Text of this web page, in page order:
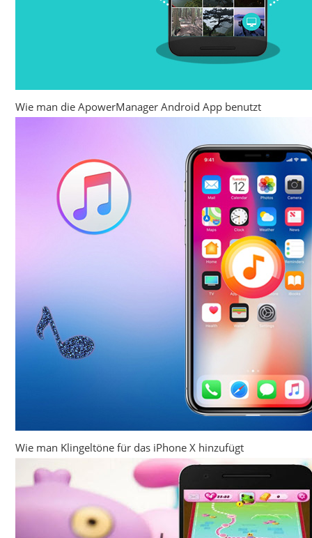
Wie man die ApowerManager Android App benutzt
Wie man Klingeltöne für das iPhone X hinzufügt